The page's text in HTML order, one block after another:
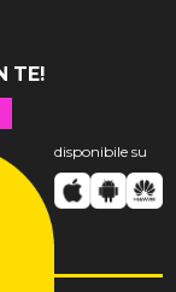
TE!
disponibile su